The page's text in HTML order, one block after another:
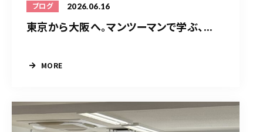
ブログ 2026.06.16
東京から大阪へ。マンツーマンで学ぶ、...
MORE